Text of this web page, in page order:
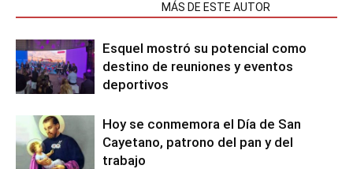
MÁS DE ESTE AUTOR
Esquel mostró su potencial como
destino de reuniones y eventos
deportivos
Hoy se conmemora el Día de San
Cayetano, patrono del pan y del
trabajo